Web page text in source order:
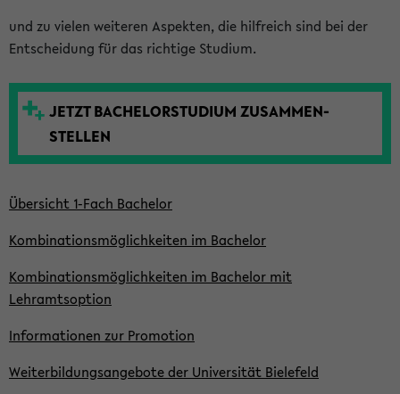
e
e
und zu vielen weiteren Aspekten, die hilfreich sind bei der
Entscheidung für das richtige Studium.
JETZT BACHELOR­STUDIUM ZUSAMMEN­
STELLEN
Übersicht 1-Fach Bachelor
Kombinationsmöglich­keiten im Bachelor
Kombinationsmöglich­keiten im Bachelor mit
Lehramtsoption
Informationen zur Promotion
Weiterbildungsangebote der Universität Bielefeld